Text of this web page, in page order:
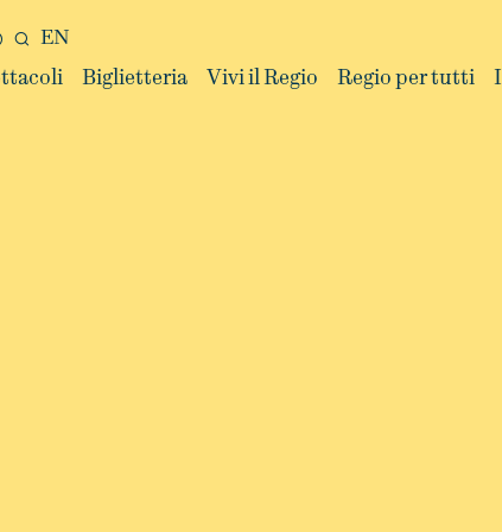
EN
Biglietteria Vivi il Regio Regio per tutti